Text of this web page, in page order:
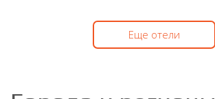
Еще отели